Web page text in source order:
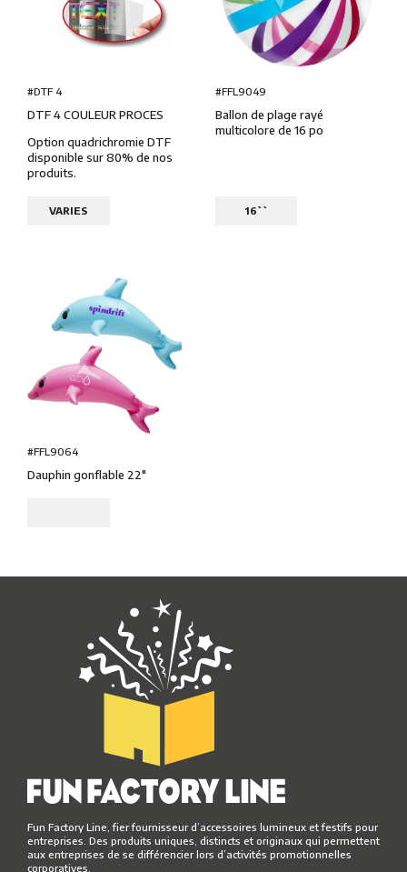
#DTF 4
DTF 4 COULEUR PROCES
Option quadrichromie DTF
disponible sur 80% de nos
produits.
VARIES
#FFL9049
Ballon de plage rayé
multicolore de 16 po
16``
#FFL9064
Dauphin gonflable 22"
Fun Factory Line, fier fournisseur d’accessoires lumineux et festifs pour
entreprises. Des produits uniques, distincts et originaux qui permettent
aux entreprises de se différencier lors d’activités promotionnelles
corporatives.